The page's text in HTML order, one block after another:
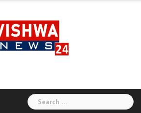
Search
for: